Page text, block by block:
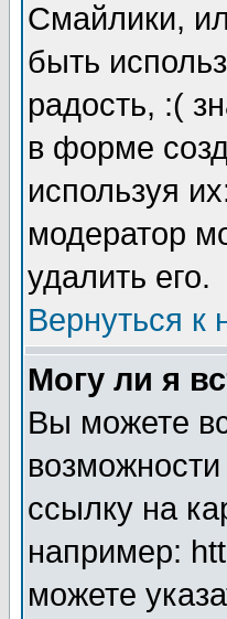
Смайлики,
быть
радость, :(
в форме
используя
модератор
удалить его.
Вернуться к
Могу ли я
Вы можете
ссылку на
например:
можете